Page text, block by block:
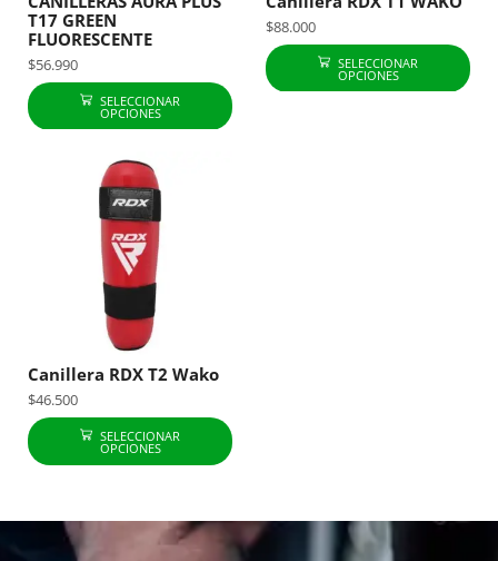
T17 GREEN
FLUORESCENTE
$56.990
SELECCIONAR
OPCIONES
$88.000
SELECCIONAR
OPCIONES
Canillera RDX T2 Wako
$46.500
SELECCIONAR
OPCIONES